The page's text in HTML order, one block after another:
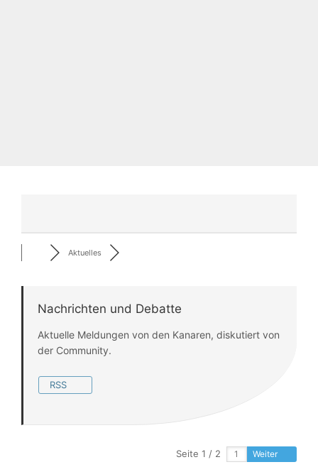
Aktuelles
Nachrichten und Debatte
Aktuelle Meldungen von den Kanaren, diskutiert von
der Community.
RSS
Seite 1 / 2 Weiter